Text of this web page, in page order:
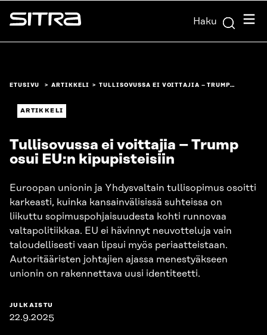
Siirry
suoraan
Sitra Haku
ETUSIVU ARTIKKELI TULLISOVUSSA EI VOITTAJIA – TRUMP…
ARTIKKELI
Tullisovussa ei voittajia – Trump
osui EU:n kipupisteisiin
Euroopan unionin ja Yhdysvaltain tullisopimus osoitti
karkeasti, kuinka kansainvälisissä suhteissa on
liikuttu sopimuspohjaisuudesta kohti runnovaa
valtapolitiikkaa. EU ei hävinnyt neuvotteluja vain
taloudellisesti vaan lipsui myös periaatteistaan.
Autoritääristen johtajien ajassa menestyäkseen
unionin on rakennettava uusi identiteetti.
JULKAISTU
22.9.2025